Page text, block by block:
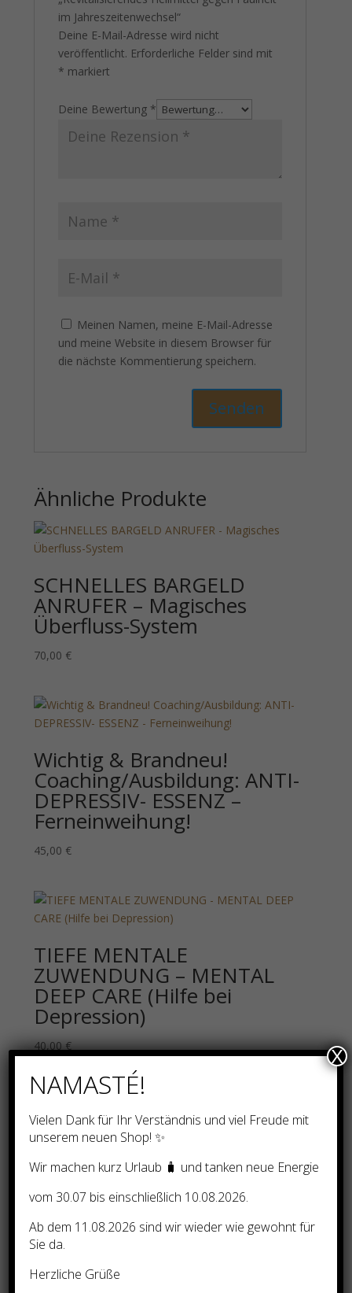
im Jahreszeitenwechsel“
Deine E-Mail-Adresse wird nicht
veröffentlicht. Erforderliche Felder sind mit
* markiert
Deine Bewertung *
Meinen Namen, meine E-Mail-Adresse
und meine Website in diesem Browser für
die nächste Kommentierung speichern.
Ähnliche Produkte
SCHNELLES BARGELD
ANRUFER – Magisches
Überfluss-System
70,00 €
Wichtig & Brandneu!
Coaching/Ausbildung: ANTI-
DEPRESSIV- ESSENZ –
Ferneinweihung!
45,00 €
TIEFE MENTALE
ZUWENDUNG – MENTAL
DEEP CARE (Hilfe bei
Depression)
40,00€
Nach Preis filtern
Unkategorisiert
Ausbildung und Einweihungen – nach Natara
NAMASTÉ!
Vielen Dank für Ihr Verständnis und viel Freude mit
unserem neuen Shop! ✨
Wir machen kurz Urlaub 🧳 und tanken neue Energie
vom 30.07 bis einschließlich 10.08.2026.
Ab dem 11.08.2026 sind wir wieder wie gewohnt für
Sie da.
Herzliche Grüße
X